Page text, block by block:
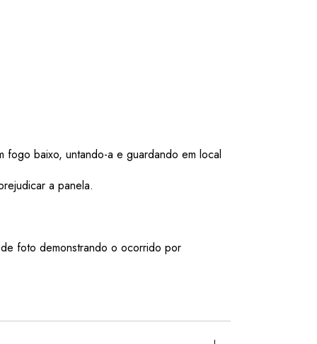
fogo baixo, untando-a e guardando em local
a panela.
foto demonstrando o ocorrido por